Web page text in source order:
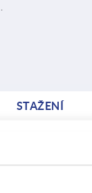
STAŽENÍ